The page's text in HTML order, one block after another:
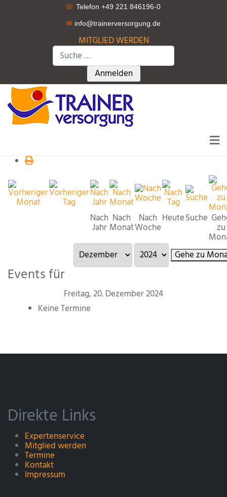
☏ Telefon +49 221 846196-0
✉ info@trainerversorgung.de
MITGLIED WERDEN
Suchen
Type 2 or more characters for
Anmelden
Nach
Jahr
Nach
Monat
Nach
Woche
HeuteSuche
zu
Gehe zu
Events für
Freitag, 20. Dezember 2024
Keine Termine
Direkte Links
Expertenservice
Mitglied werden
Termine
Kontakt
Impressum